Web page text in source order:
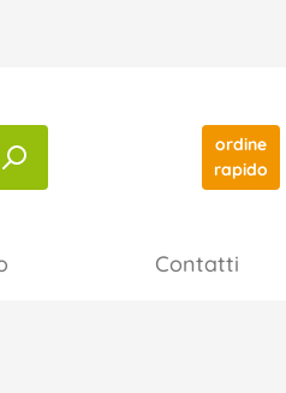
ordine
rapido
Contatti